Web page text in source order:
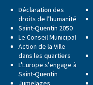
Déclaration des
droits de l’humanité
Saint-Quentin 2050
Le Conseil Municipal
Action de la Ville
dans les quartiers
L'Europe s'engage à
Saint-Quentin
Jumelages